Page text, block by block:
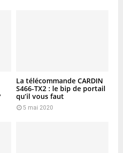
La télécommande CARDIN
S466-TX2 : le bip de portail
qu’il vous faut
5 mai 2020